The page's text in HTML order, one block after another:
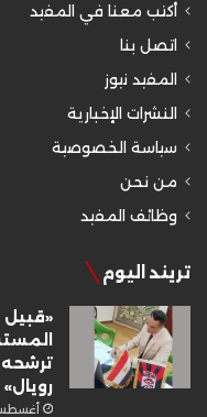
أكتب معنا في المفيد
اتصل بنا
المفيد نيوز
النشرات الإخبارية
سياسة الخصوصية
من نحن
وظائف المفيد
تريند اليوم
«قبيل
رويال»
أغسطس 6,